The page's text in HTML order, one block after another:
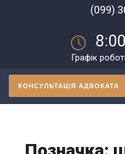
(099)
Графік
КОНСУЛЬТАЦІЯ АДВОКАТА